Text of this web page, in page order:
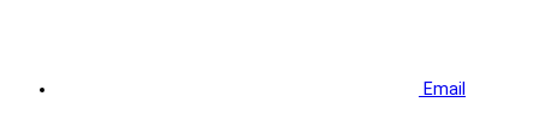
Email